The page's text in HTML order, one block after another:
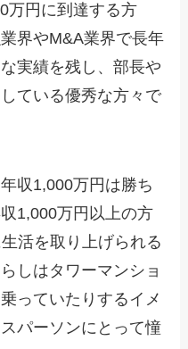
万円に到達する方
界やM&A業界で長年
実績を残し、部長や
ている優秀な方々で
収1,000万円は勝ち
1,000万円以上の方
活を取り上げられる
しはタワーマンショ
っていたりするイメ
パーソンにとって憧